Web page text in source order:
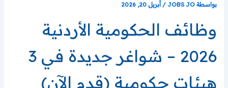
بواسطة JOBS JO
/ أبريل 20, 2026
وظائف الحكومية الأردنية
2026 – شواغر جديدة في 3
هيئات حكومية (قدم الآن)